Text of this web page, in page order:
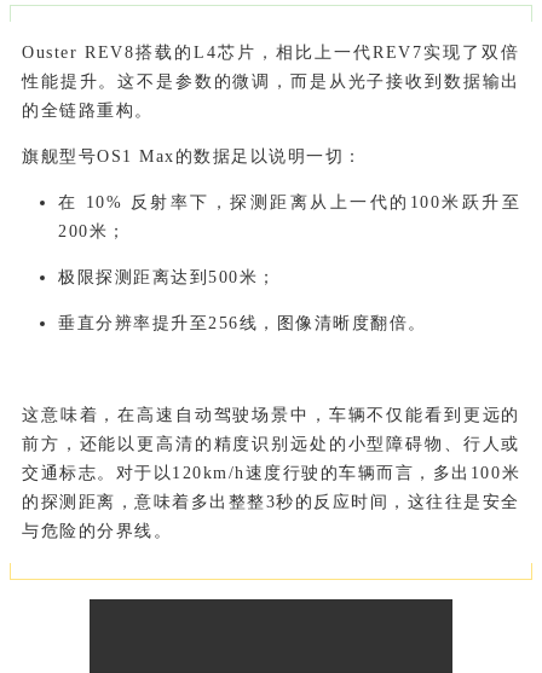
Ouster REV8搭载的L4芯片，相比上一代REV7实现了双倍
性能提升。这不是参数的微调，而是从光子接收到数据输出
的全链路重构。
旗舰型号OS1 Max的数据足以说明一切：
在 10% 反射率下，探测距离从上一代的100米跃升至
200米；
极限探测距离达到500米；
垂直分辨率提升至256线，图像清晰度翻倍。
这意味着，在高速自动驾驶场景中，车辆不仅能看到更远的
前方，还能以更高清的精度识别远处的小型障碍物、行人或
交通标志。对于以120km/h速度行驶的车辆而言，多出100米
的探测距离，意味着多出整整3秒的反应时间，这往往是安全
与危险的分界线。